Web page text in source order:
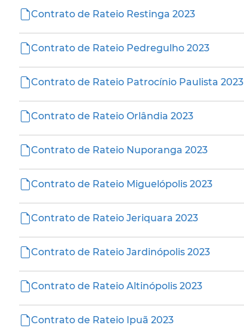
Contrato de Rateio Restinga 2023
Contrato de Rateio Pedregulho 2023
Contrato de Rateio Patrocínio Paulista 2023
Contrato de Rateio Orlândia 2023
Contrato de Rateio Nuporanga 2023
Contrato de Rateio Miguelópolis 2023
Contrato de Rateio Jeriquara 2023
Contrato de Rateio Jardinópolis 2023
Contrato de Rateio Altinópolis 2023
Contrato de Rateio Ipuã 2023